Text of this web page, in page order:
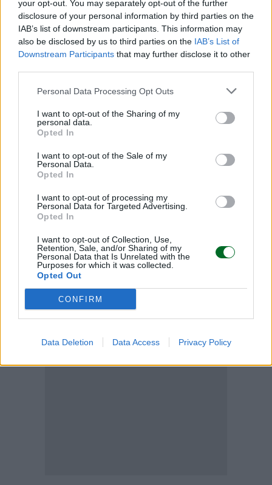
your opt-out. You may separately opt-out of the further
disclosure of your personal information by third parties on the
IAB’s list of downstream participants. This information may
also be disclosed by us to third parties on the IAB’s List of
Downstream Participants that may further disclose it to other
Personal Data Processing Opt Outs
I want to opt-out of the Sharing of my
personal data.
Opted In
I want to opt-out of the Sale of my
Personal Data.
Opted In
I want to opt-out of processing my
Personal Data for Targeted Advertising.
Opted In
I want to opt-out of Collection, Use,
Retention, Sale, and/or Sharing of my
Personal Data that Is Unrelated with the
Purposes for which it was collected.
Opted Out
CONFIRM
Data Deletion Data Access Privacy Policy
e dell’innovazione”.
Leggi anche:
Natale 2025, i 10 panettoni più costosi
agricoltura
Condividi
Scegli Moneta come fonte preferita